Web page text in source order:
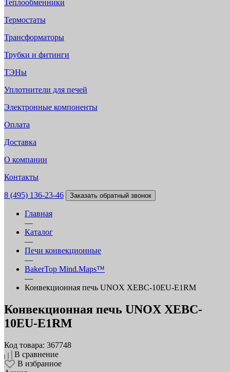
Теплообменники
Термостаты
Трансформаторы
Трубки и фитинги
ТЭНы
Уплотнители для печей
Электронные компоненты
Оплата
Доставка
О компании
Контакты
8 (495) 136-23-46 Заказать обратный звонок
Главная
—
Каталог
—
Печи конвекционные
—
BakerTop Mind.Maps™
—
Конвекционная печь UNOX XEBC-10EU-E1RM
Конвекционная печь UNOX XEBC-
10EU-E1RM
Код товара: 367748
В сравнение
В избранное